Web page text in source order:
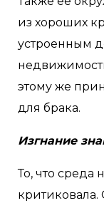
из хороших
устроенным
этому же
для брака.
Изгнание
То, что